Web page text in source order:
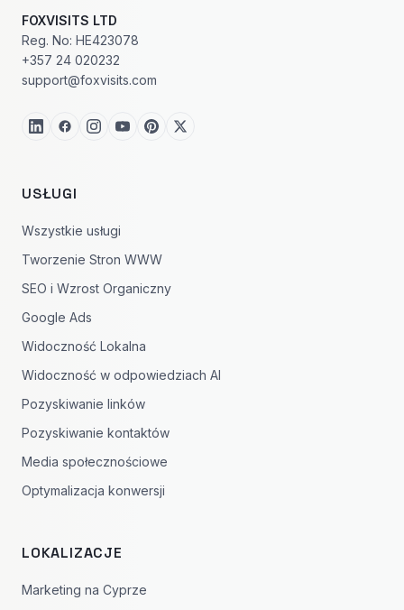
FOXVISITS LTD
Reg. No: HE423078
+357 24 020232
support@foxvisits.com
USŁUGI
Wszystkie usługi
Tworzenie Stron WWW
SEO i Wzrost Organiczny
Google Ads
Widoczność Lokalna
Widoczność w odpowiedziach AI
Pozyskiwanie linków
Pozyskiwanie kontaktów
Media społecznościowe
Optymalizacja konwersji
LOKALIZACJE
Marketing na Cyprze